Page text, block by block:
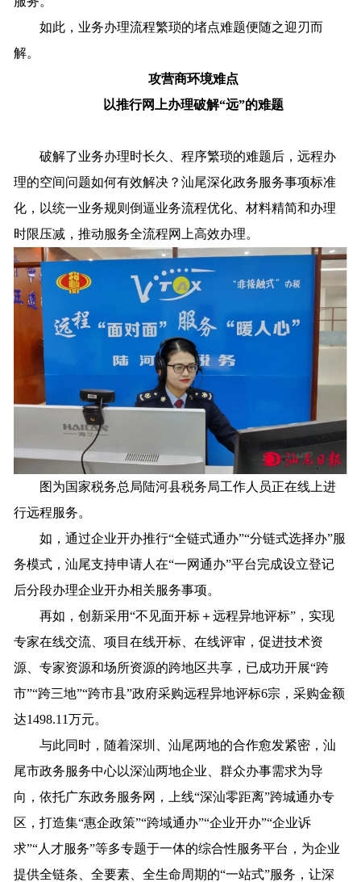
如此，业务办理流程繁琐的堵点难题便随之迎刃而
解。
攻营商环境难点
以推行网上办理破解“远”的难题
破解了业务办理时长久、程序繁琐的难题后，远程办
理的空间问题如何有效解决？汕尾深化政务服务事项标准
化，以统一业务规则倒逼业务流程优化、材料精简和办理
时限压减，推动服务全流程网上高效办理。
图为国家税务总局陆河县税务局工作人员正在线上进
行远程服务。
如，通过企业开办推行“全链式通办”“分链式选择办”服
务模式，汕尾支持申请人在“一网通办”平台完成设立登记
后分段办理企业开办相关服务事项。
再如，创新采用“不见面开标＋远程异地评标”，实现
专家在线交流、项目在线开标、在线评审，促进技术资
源、专家资源和场所资源的跨地区共享，已成功开展“跨
市”“跨三地”“跨市县”政府采购远程异地评标6宗，采购金额
达1498.11万元。
与此同时，随着深圳、汕尾两地的合作愈发紧密，汕
尾市政务服务中心以深汕两地企业、群众办事需求为导
向，依托广东政务服务网，上线“深汕零距离”跨城通办专
区，打造集“惠企政策”“跨域通办”“企业开办”“企业诉
求”“人才服务”等多专题于一体的综合性服务平台，为企业
提供全链条、全要素、全生命周期的“一站式”服务，让深